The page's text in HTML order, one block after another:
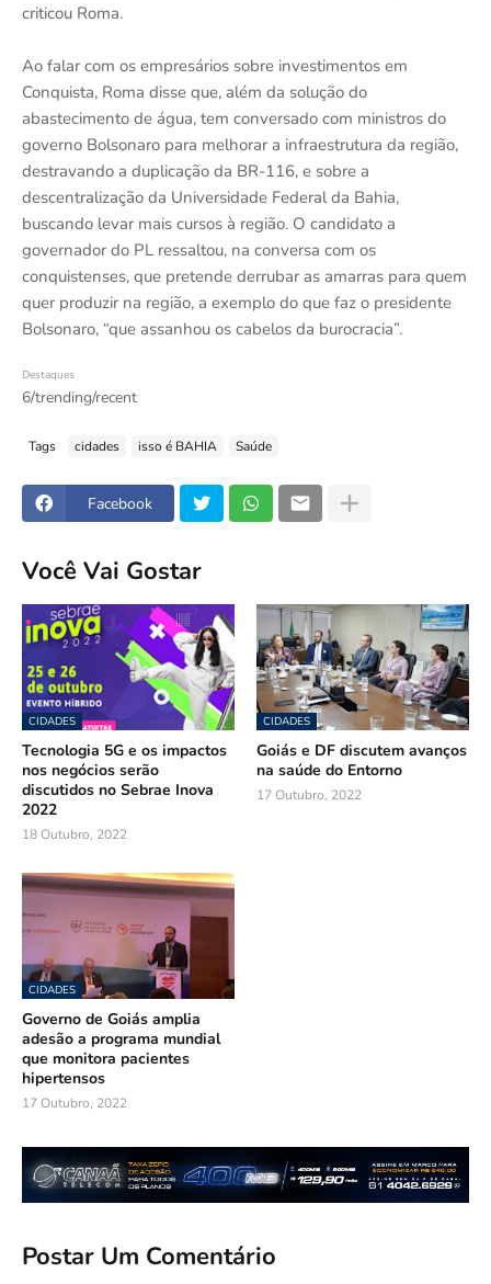
criticou Roma.
Ao falar com os empresários sobre investimentos em
Conquista, Roma disse que, além da solução do
abastecimento de água, tem conversado com ministros do
governo Bolsonaro para melhorar a infraestrutura da região,
destravando a duplicação da BR-116, e sobre a
descentralização da Universidade Federal da Bahia,
buscando levar mais cursos à região. O candidato a
governador do PL ressaltou, na conversa com os
conquistenses, que pretende derrubar as amarras para quem
quer produzir na região, a exemplo do que faz o presidente
Bolsonaro, “que assanhou os cabelos da burocracia”.
Destaques
6/trending/recent
Tags cidades isso é BAHIA Saúde
Facebook
Você Vai Gostar
CIDADES
Tecnologia 5G e os impactos
nos negócios serão
discutidos no Sebrae Inova
2022
18 Outubro, 2022
CIDADES
Goiás e DF discutem avanços
na saúde do Entorno
17 Outubro, 2022
CIDADES
Governo de Goiás amplia
adesão a programa mundial
que monitora pacientes
hipertensos
17 Outubro, 2022
Postar Um Comentário